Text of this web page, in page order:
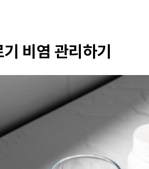
비염 관리하기